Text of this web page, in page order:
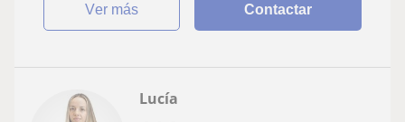
ver más Contactar
Lucía